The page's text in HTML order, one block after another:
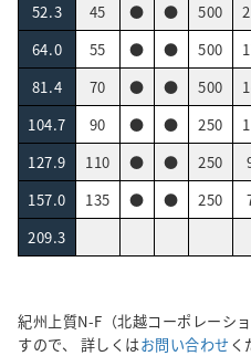
52.3
45 ● ● 500
64.0
55 ● ● 500
81.4
70 ● ● 500
104.7
90 ● ● 250
127.9
110 ● ● 250
157.0
135 ● ● 250
209.3
紀州上質N-F（北越コーポレーシ
すので、 詳しくはお問い合わせ く